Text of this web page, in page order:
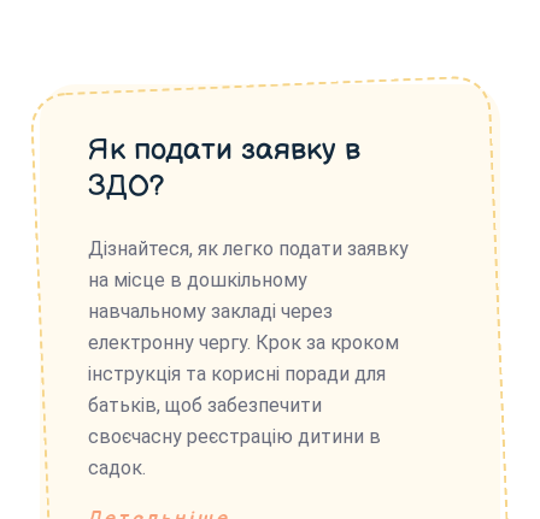
Як подати заявку в
ЗДО?
Дізнайтеся, як легко подати заявку
на місце в дошкільному
навчальному закладі через
електронну чергу. Крок за кроком
інструкція та корисні поради для
батьків, щоб забезпечити
своєчасну реєстрацію дитини в
садок.